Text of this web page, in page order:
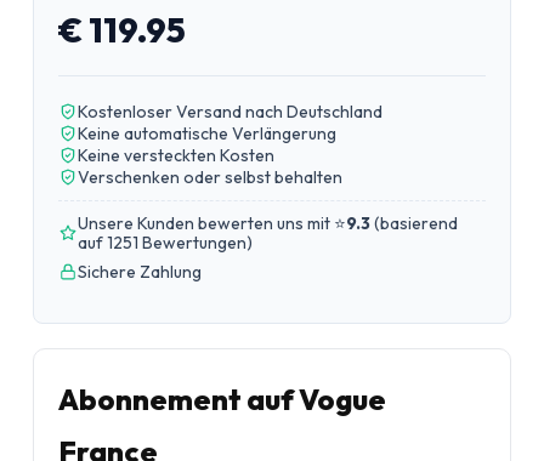
€ 119.95
Kostenloser Versand nach Deutschland
Keine automatische Verlängerung
Keine versteckten Kosten
Verschenken oder selbst behalten
Unsere Kunden bewerten uns mit ⭐9.3(basierend
auf 1251 Bewertungen)
Sichere Zahlung
Abonnement auf Vogue
France